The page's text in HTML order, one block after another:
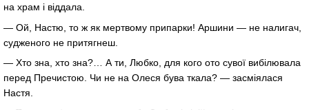
на храм і віддала.
— Ой, Настю, то ж як мертвому припарки! Аршини — не налигач,
судженого не притягнеш.
— Хто зна, хто зна?… А ти, Любко, для кого ото сувої вибілювала
перед Пречистою. Чи не на Олеся бува ткала? — засміялася
Настя.